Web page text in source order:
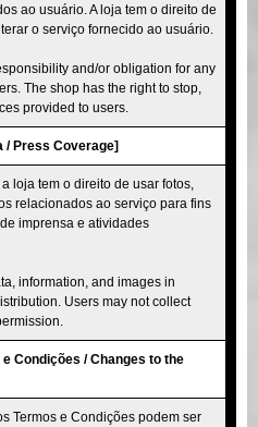
ao usuário. A loja tem o direito de
o serviço fornecido ao usuário.
and/or obligation for any
The shop has the right to stop,
provided to users.
/ Press Coverage]
loja tem o direito de usar fotos,
relacionados ao serviço para fins
imprensa e atividades
information, and images in
Users may not collect
Condições / Changes to the
Termos e Condições podem ser